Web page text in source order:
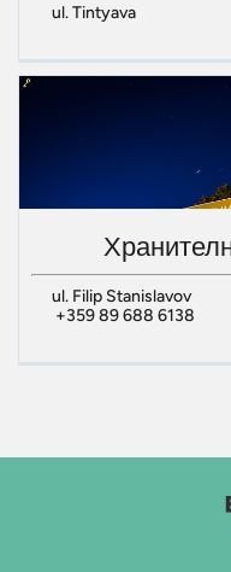
ul. Tintyava
ul. Filip Stanislavov
+359 89 688 6138